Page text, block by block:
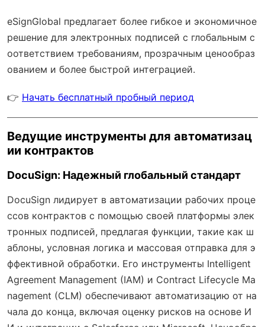
eSignGlobal предлагает более гибкое и экономичное
решение для электронных подписей с глобальным с
оответствием требованиям, прозрачным ценообраз
ованием и более быстрой интеграцией.
👉 Начать бесплатный пробный период
Ведущие инструменты для автоматизац
ии контрактов
DocuSign: Надежный глобальный стандарт
DocuSign лидирует в автоматизации рабочих проце
ссов контрактов с помощью своей платформы элек
тронных подписей, предлагая функции, такие как ш
аблоны, условная логика и массовая отправка для э
ффективной обработки. Его инструменты Intelligent
Agreement Management (IAM) и Contract Lifecycle Ma
nagement (CLM) обеспечивают автоматизацию от на
чала до конца, включая оценку рисков на основе И